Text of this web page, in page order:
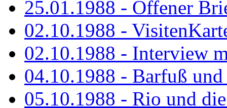
25.01.1988 - Offener
02.10.1988 -
02.10.1988 - Interview
04.10.1988 - Barfuß und
05.10.1988 - Rio und